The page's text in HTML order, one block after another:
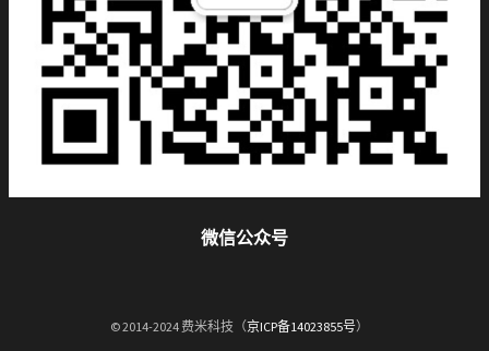
微信公众号
© 2014-2024 费米科技（京ICP备14023855号）